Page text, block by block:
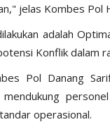
jelas Kombes Pol
adalah
Konflik dalam
Pol Danang
operasional.